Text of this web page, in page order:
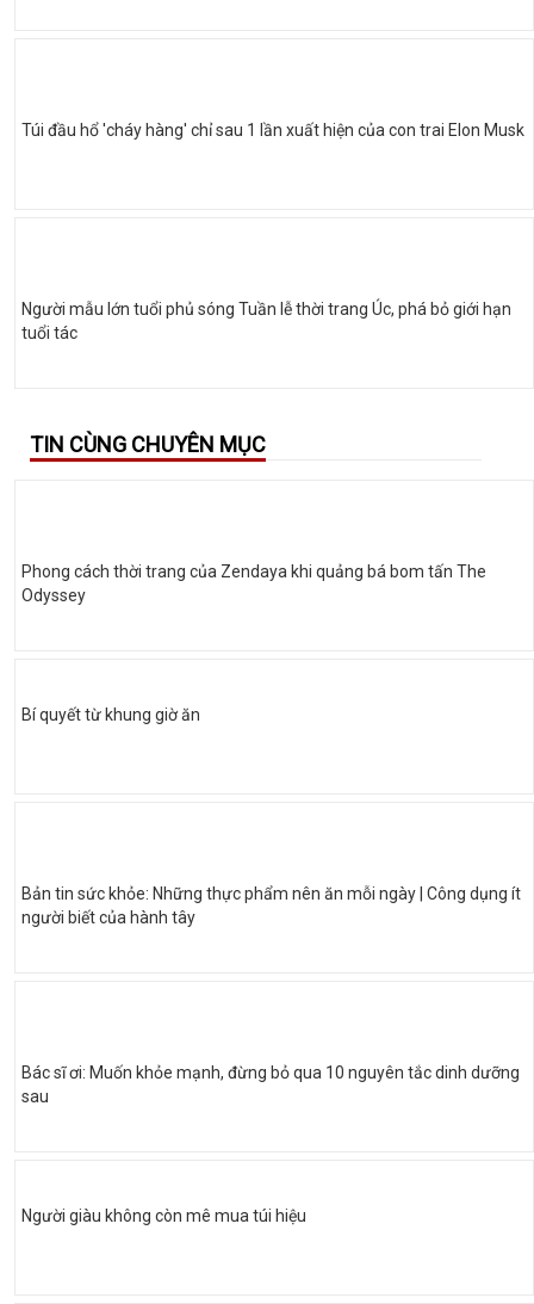
Túi đầu hổ 'cháy hàng' chỉ sau 1 lần xuất hiện của con trai Elon Musk
Người mẫu lớn tuổi phủ sóng Tuần lễ thời trang Úc, phá bỏ giới hạn
tuổi tác
TIN CÙNG CHUYÊN MỤC
Phong cách thời trang của Zendaya khi quảng bá bom tấn The
Odyssey
Bí quyết từ khung giờ ăn
Bản tin sức khỏe: Những thực phẩm nên ăn mỗi ngày | Công dụng ít
người biết của hành tây
Bác sĩ ơi: Muốn khỏe mạnh, đừng bỏ qua 10 nguyên tắc dinh dưỡng
sau
Người giàu không còn mê mua túi hiệu